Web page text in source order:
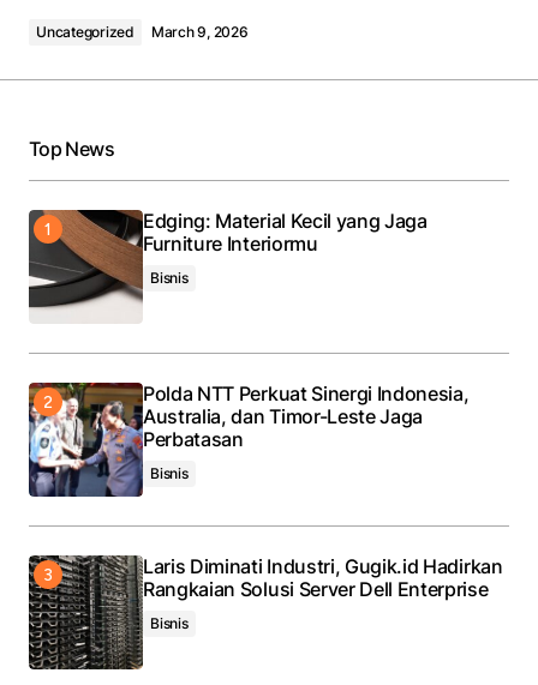
Uncategorized March 9, 2026
Top News
Edging: Material Kecil yang Jaga
Furniture Interiormu
Bisnis
Polda NTT Perkuat Sinergi Indonesia,
Australia, dan Timor-Leste Jaga
Perbatasan
Bisnis
Laris Diminati Industri, Gugik.id Hadirkan
Rangkaian Solusi Server Dell Enterprise
Bisnis